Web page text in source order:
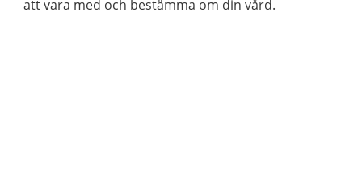
att vara med och bestämma om din vård.